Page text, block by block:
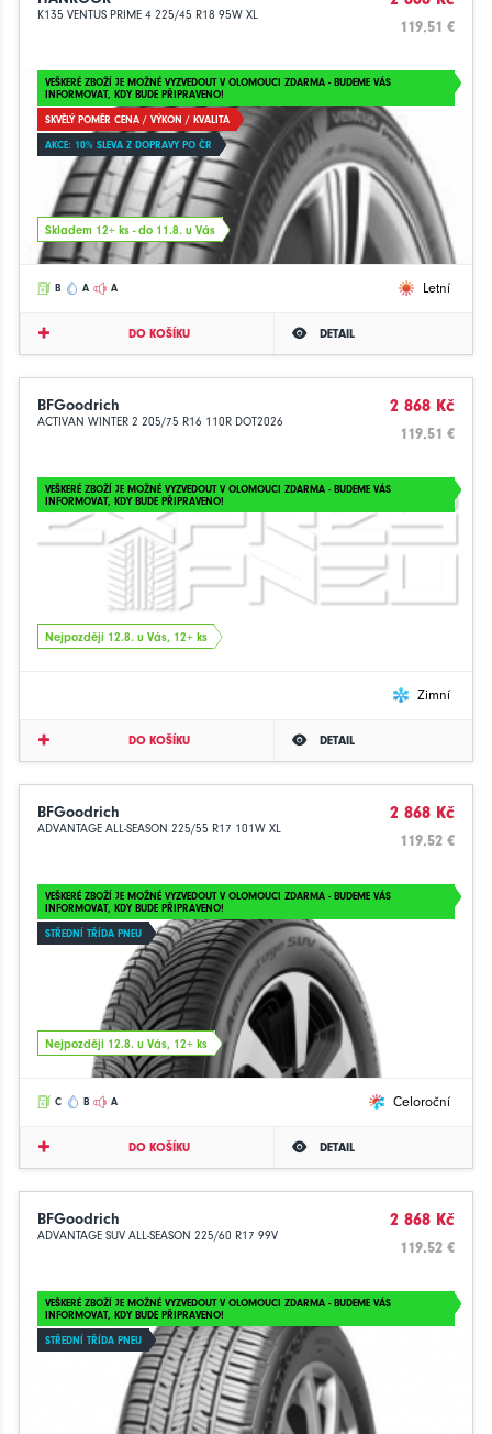
K135 VENTUS PRIME 4 225/45 R18 95W XL
119.51 €
VEŠKERÉ ZBOŽÍ JE MOŽNÉ VYZVEDOUT V OLOMOUCI ZDARMA - BUDEME VÁS
INFORMOVAT, KDY BUDE PŘIPRAVENO!
SKVĚLÝ POMĚR CENA / VÝKON / KVALITA
AKCE: 10% SLEVA Z DOPRAVY PO ČR
Skladem 12+ ks - do 11.8. u Vás
B A A Letní
DO KOŠÍKU DETAIL
BFGoodrich
ACTIVAN WINTER 2 205/75 R16 110R DOT2026
2 868 Kč
119.51 €
VEŠKERÉ ZBOŽÍ JE MOŽNÉ VYZVEDOUT V OLOMOUCI ZDARMA - BUDEME VÁS
INFORMOVAT, KDY BUDE PŘIPRAVENO!
Nejpozději 12.8. u Vás, 12+ ks
Zimní
DO KOŠÍKU DETAIL
BFGoodrich
ADVANTAGE ALL-SEASON 225/55 R17 101W XL
2 868 Kč
119.52 €
VEŠKERÉ ZBOŽÍ JE MOŽNÉ VYZVEDOUT V OLOMOUCI ZDARMA - BUDEME VÁS
INFORMOVAT, KDY BUDE PŘIPRAVENO!
STŘEDNÍ TŘÍDA PNEU
Nejpozději 12.8. u Vás, 12+ ks
C B A Celoroční
DO KOŠÍKU DETAIL
BFGoodrich
ADVANTAGE SUV ALL-SEASON 225/60 R17 99V
2 868 Kč
119.52 €
VEŠKERÉ ZBOŽÍ JE MOŽNÉ VYZVEDOUT V OLOMOUCI ZDARMA - BUDEME VÁS
INFORMOVAT, KDY BUDE PŘIPRAVENO!
STŘEDNÍ TŘÍDA PNEU